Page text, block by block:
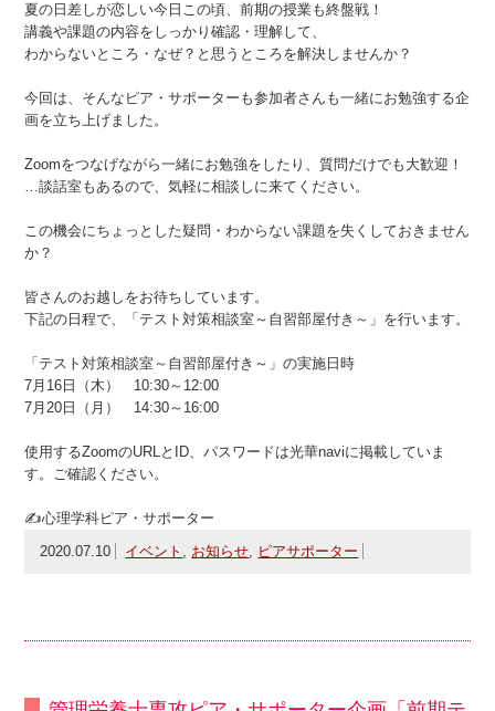
夏の日差しが恋しい今日この頃、前期の授業も終盤戦！
講義や課題の内容をしっかり確認・理解して、
わからないところ・なぜ？と思うところを解決しませんか？
今回は、そんなピア・サポーターも参加者さんも一緒にお勉強する企
画を立ち上げました。
Zoomをつなげながら一緒にお勉強をしたり、質問だけでも大歓迎！
…談話室もあるので、気軽に相談しに来てください。
この機会にちょっとした疑問・わからない課題を失くしておきません
か？
皆さんのお越しをお待ちしています。
下記の日程で、「テスト対策相談室～自習部屋付き～」を行います。
「テスト対策相談室～自習部屋付き～」の実施日時
7月16日（木） 10:30～12:00
7月20日（月） 14:30～16:00
使用するZoomのURLとID、パスワードは光華naviに掲載していま
す。ご確認ください。
✍心理学科ピア・サポーター
2020.07.10
イベント , お知らせ, ピアサポーター